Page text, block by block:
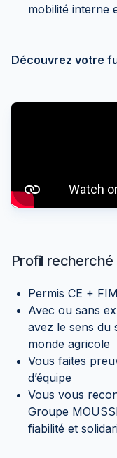
mobilité interne
Découvrez votre
Profil recherché
Permis CE +
Avec ou sans
avez le sens du
monde agricole
Vous faites
d’équipe
Vous vous
Groupe
fiabilité et